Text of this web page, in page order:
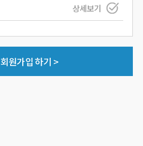
상세보기
회원가입 하기 >